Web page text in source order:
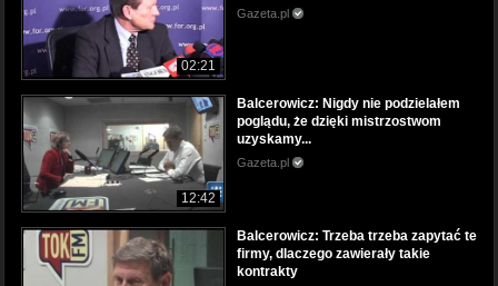
02:21
Gazeta.pl
12:42
Balcerowicz: Nigdy nie podzielałem
poglądu, że dzięki mistrzostwom
uzyskamy...
Gazeta.pl
Balcerowicz: Trzeba trzeba zapytać te
firmy, dlaczego zawierały takie
kontrakty